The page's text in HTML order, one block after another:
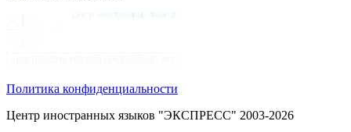
Политика конфиденциальности
Центр иностранных языков "ЭКСПРЕСС" 2003-2026